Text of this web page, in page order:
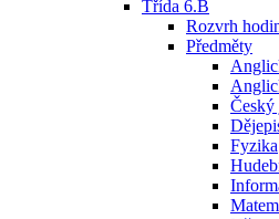
Třída 6.B
Rozvrh
Předměty
Český
Fyzika